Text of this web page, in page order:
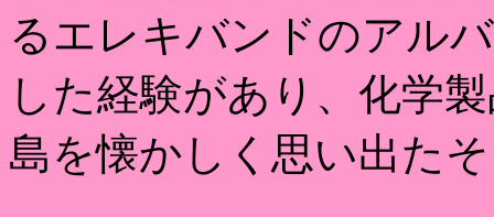
るエレキバンドのアル
した経験があり、化学
島を懐かしく思い出た